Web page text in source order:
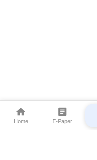
Home E-Paper